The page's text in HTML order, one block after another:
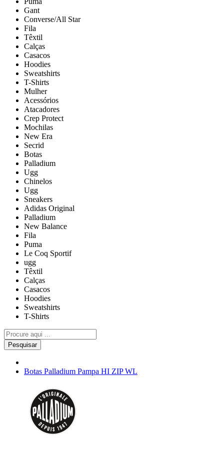
Gant
Converse/All Star
Fila
Têxtil
Calças
Casacos
Hoodies
Sweatshirts
T-Shirts
Mulher
Acessórios
Atacadores
Crep Protect
Mochilas
New Era
Secrid
Botas
Palladium
Ugg
Chinelos
Ugg
Sneakers
Adidas Original
Palladium
New Balance
Fila
Puma
Le Coq Sportif
ugg
Têxtil
Calças
Casacos
Hoodies
Sweatshirts
T-Shirts
Pesquisar
Botas Palladium Pampa HI ZIP WL